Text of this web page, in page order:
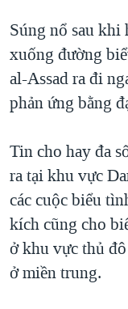
QUAN HỆ VIỆT MỸ
Súng nổ sau khi
xuống đường
al-Assad ra đi
phản ứng bằng
Tin cho hay đa
ra tại khu vực
các cuộc biểu
kích cũng cho
ở khu vực thủ
ở miền trung.